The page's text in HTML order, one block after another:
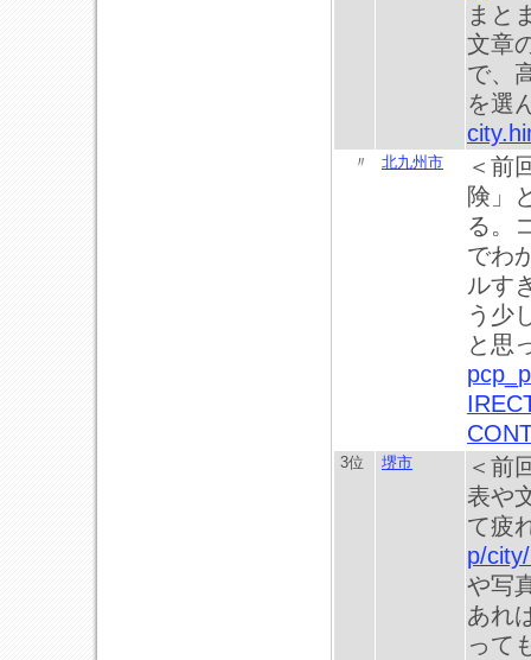
まと
文章
で、
を選
〃 北九州市
＜前
険」
る。
でわ
ルす
う少
と思
3位 堺市
＜前
表や
て疲
p/
や写
あれ
って